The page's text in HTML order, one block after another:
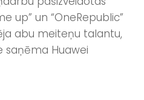
up” un “OneRepublic”
abu meiteņu talantu,
Huawei